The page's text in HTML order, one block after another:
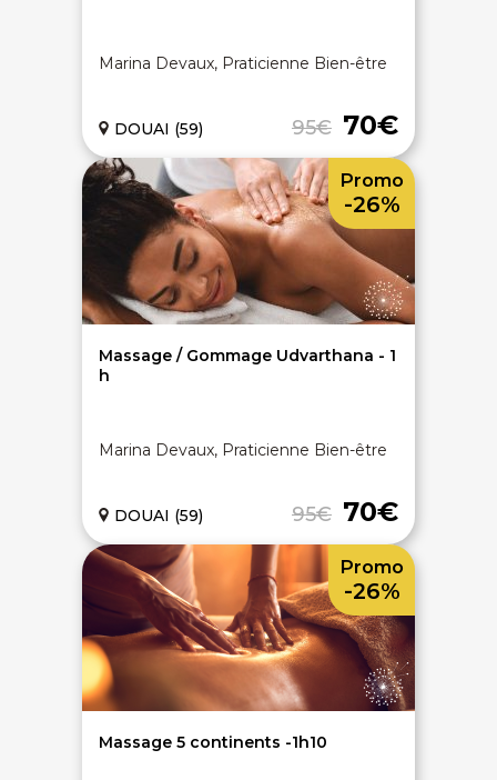
Marina Devaux, Praticienne Bien-être
95€ 70€
DOUAI (59)
Massage / Gommage Udvarthana - 1
h
Marina Devaux, Praticienne Bien-être
95€ 70€
DOUAI (59)
Promo
-26%
Massage 5 continents -1h10
Promo
-26%